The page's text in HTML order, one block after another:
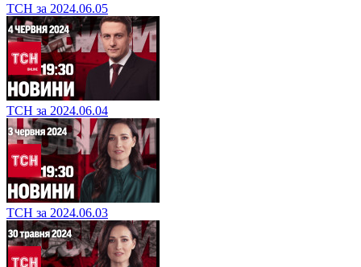
ТСН за 2024.06.05
ТСН за 2024.06.04
ТСН за 2024.06.03